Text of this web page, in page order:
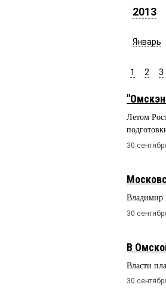
2013
Январь
1 2 3
Летом
30
Владимир
30
В
Власти
30